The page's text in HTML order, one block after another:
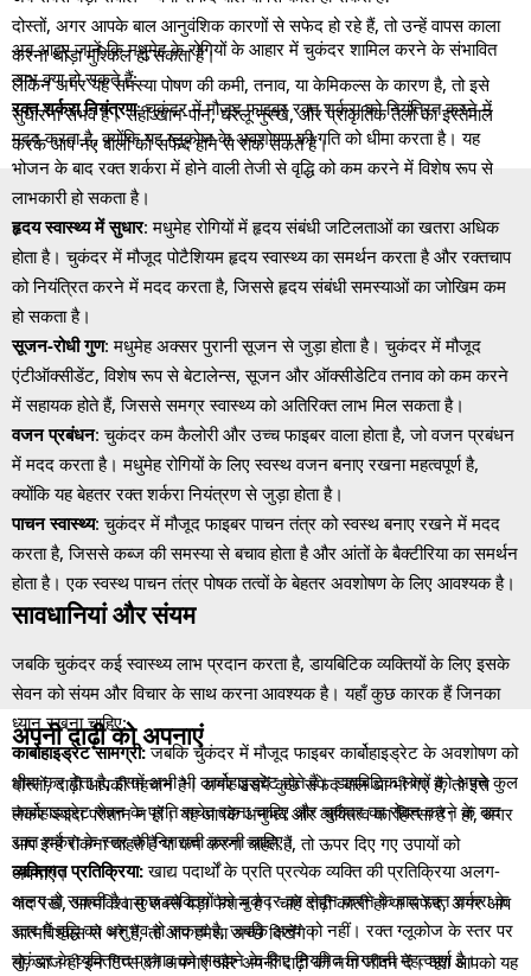
दोस्तों, अगर आपके बाल आनुवंशिक कारणों से सफेद हो रहे हैं, तो उन्हें वापस काला
करना थोड़ा मुश्किल हो सकता है।
लेकिन अगर यह समस्या पोषण की कमी, तनाव, या केमिकल्स के कारण है, तो इसे
सुधारना संभव है। सही खान-पान, घरेलू नुस्खे, और प्राकृतिक तेलों का इस्तेमाल
करके आप नए बालों को सफेद होने से रोक सकते हैं।
अपनी दाढ़ी को अपनाएं
दोस्तों, दाढ़ी आपकी पहचान है। अगर उसमें कुछ सफेद बाल आ भी गए हैं, तो इसे
लेकर ज्यादा परेशान न हों। यह आपके अनुभव और व्यक्तित्व का हिस्सा है। हां, अगर
आप इन्हें रोकना चाहते हैं या कम करना चाहते हैं, तो ऊपर दिए गए उपायों को
अपनाएं।
याद रखें, आत्मविश्वास सबसे बड़ा फैशन है। चाहे दाढ़ी काली हो या सफेद, अगर आप
आत्मविश्वास से भरे हैं, तो आप हमेशा अच्छे दिखेंगे।
तो, आज ही इन टिप्स को अपनाएं और अपनी दाढ़ी को नया जीवन दें। क्या आपको यह
अब आइए जानें कि मधुमेह के रोगियों के आहार में चुकंदर शामिल करने के संभावित
लाभ क्या हो सकते हैं:
रक्त शर्करा नियंत्रण: चुकंदर में मौजूद फाइबर रक्त शर्करा को नियंत्रित करने में
मदद करता है, क्योंकि यह ग्लूकोज के अवशोषण की गति को धीमा करता है। यह
भोजन के बाद रक्त शर्करा में होने वाली तेजी से वृद्धि को कम करने में विशेष रूप से
लाभकारी हो सकता है।
हृदय स्वास्थ्य में सुधार: मधुमेह रोगियों में हृदय संबंधी जटिलताओं का खतरा अधिक
होता है। चुकंदर में मौजूद पोटैशियम हृदय स्वास्थ्य का समर्थन करता है और रक्तचाप
को नियंत्रित करने में मदद करता है, जिससे हृदय संबंधी समस्याओं का जोखिम कम
हो सकता है।
सूजन-रोधी गुण: मधुमेह अक्सर पुरानी सूजन से जुड़ा होता है। चुकंदर में मौजूद
एंटीऑक्सीडेंट, विशेष रूप से बेटालेन्स, सूजन और ऑक्सीडेटिव तनाव को कम करने
में सहायक होते हैं, जिससे समग्र स्वास्थ्य को अतिरिक्त लाभ मिल सकता है।
वजन प्रबंधन: चुकंदर कम कैलोरी और उच्च फाइबर वाला होता है, जो वजन प्रबंधन
में मदद करता है। मधुमेह रोगियों के लिए स्वस्थ वजन बनाए रखना महत्वपूर्ण है,
क्योंकि यह बेहतर रक्त शर्करा नियंत्रण से जुड़ा होता है।
पाचन स्वास्थ्य: चुकंदर में मौजूद फाइबर पाचन तंत्र को स्वस्थ बनाए रखने में मदद
करता है, जिससे कब्ज की समस्या से बचाव होता है और आंतों के बैक्टीरिया का समर्थन
होता है। एक स्वस्थ पाचन तंत्र पोषक तत्वों के बेहतर अवशोषण के लिए आवश्यक है।
सावधानियां और संयम
जबकि चुकंदर कई स्वास्थ्य लाभ प्रदान करता है, डायबिटिक व्यक्तियों के लिए इसके
सेवन को संयम और विचार के साथ करना आवश्यक है। यहाँ कुछ कारक हैं जिनका
ध्यान रखना चाहिए:
कार्बोहाइड्रेट सामग्री:जबकि चुकंदर में मौजूद फाइबर कार्बोहाइड्रेट के अवशोषण को
धीमा कर देता है, इसमें अभी भी कार्बोहाइड्रेट होते हैं। डायबिटिक लोगों को अपने कुल
कार्बोहाइड्रेट सेवन के प्रति सचेत रहना चाहिए और चुकंदर का सेवन करने के बाद
रक्त शर्करा के स्तर की निगरानी करनी चाहिए।
व्यक्तिगत प्रतिक्रिया:खाद्य पदार्थों के प्रति प्रत्येक व्यक्ति की प्रतिक्रिया अलग-
अलग हो सकती है। कुछ व्यक्तियों को चुकंदर का सेवन करने के बाद रक्त शर्करा के
स्तर में वृद्धि का अनुभव हो सकता है, जबकि अन्य को नहीं। रक्त ग्लूकोज के स्तर पर
चुकंदर के व्यक्तिगत प्रभाव को समझने के लिए नियमित निगरानी महत्वपूर्ण है।